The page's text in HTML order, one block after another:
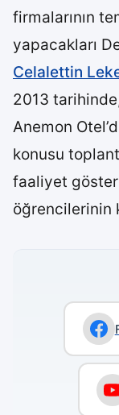
firmalarının
yapacakları
Celalettin
2013
Anemon
konusu
faaliyet
öğrencilerinin